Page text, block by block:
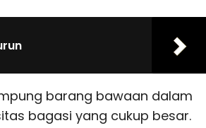
barang bawaan dalam
bagasi yang cukup besar.